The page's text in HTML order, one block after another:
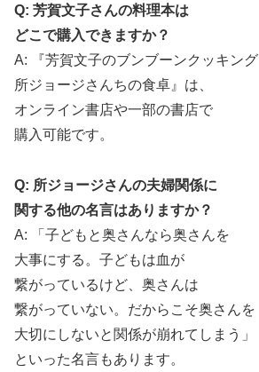
Q: 芳賀文子さんの料理本は
どこで購入できますか？
A: 『芳賀文子のブンブーンクッキング
所ジョージさんちの食卓』は、
オンライン書店や一部の書店で
購入可能です。
Q: 所ジョージさんの夫婦関係に
関する他の名言はありますか？
A: 「子どもと奥さんなら奥さんを
大事にする。子どもは血が
繋がっているけど、奥さんは
繋がっていない。だからこそ奥さんを
大切にしないと関係が崩れてしまう」
といった名言もあります。